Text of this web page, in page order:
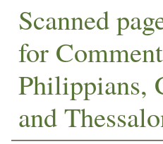
Scanned
for
Philippians,
and